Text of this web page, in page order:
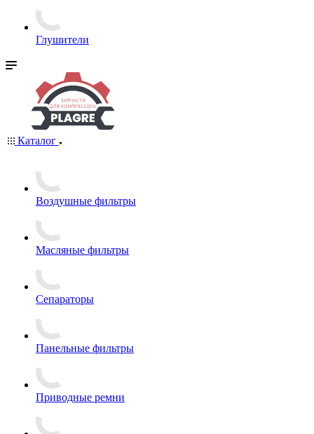
Глушители
Каталог
Воздушные фильтры
Масляные фильтры
Сепараторы
Панельные фильтры
Приводные ремни